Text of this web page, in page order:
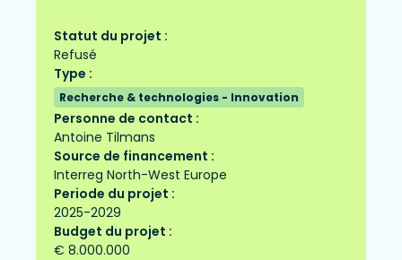
Statut du projet :
Refusé
Type :
Recherche & technologies - Innovation
Personne de contact :
Antoine Tilmans
Source de financement :
Interreg North-West Europe
Periode du projet :
2025-2029
Budget du projet :
€ 8.000.000